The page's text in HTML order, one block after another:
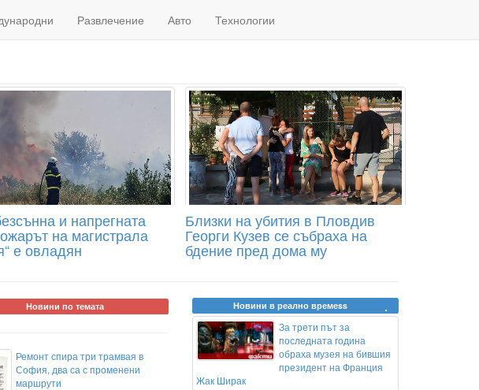
Развлечение Авто Технологии
и напрегната
на магистрала
е овладян
Близки на убития в Пловдив
Георги Кузев се събраха на
бдение пред дома му
Новини по темата
Ремонт спира три трамвая в
София, два са с променени
маршрути
Новини в реално времеss
За трети път за
последната година
обраха музея на бившия
президент на Франция
Жак Ширак